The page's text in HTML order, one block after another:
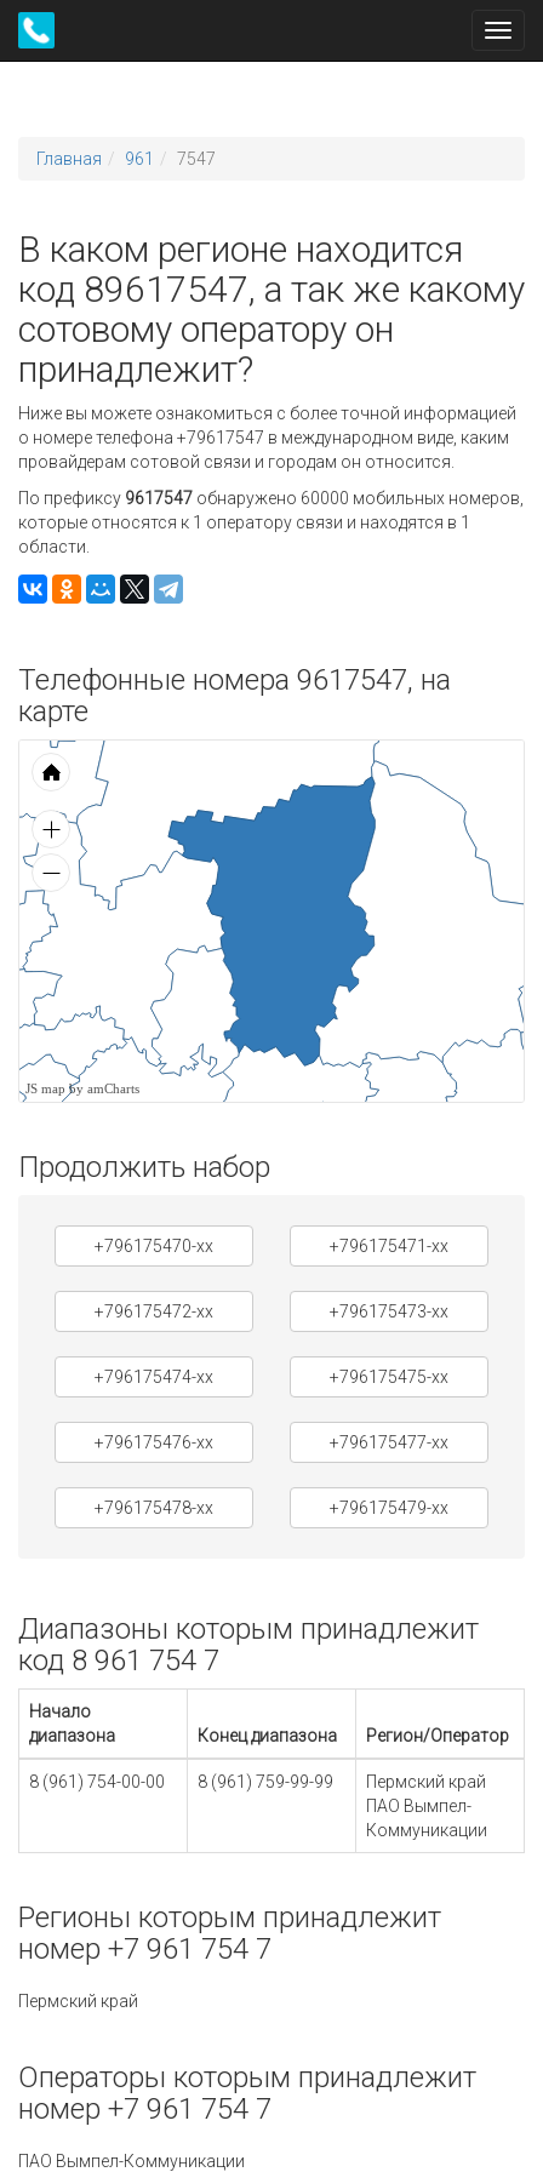
Главная 961 7547
В каком регионе находится
код 89617547, а так же какому
сотовому оператору он
принадлежит?
Ниже вы можете ознакомиться с более точной информацией
о номере телефона +79617547 в международном виде, каким
провайдерам сотовой связи и городам он относится.
По префиксу 9617547 обнаружено 60000 мобильных номеров,
которые относятся к 1 оператору связи и находятся в 1
области.
Телефонные номера 9617547, на
карте
JS map by amCharts
Продолжить набор
+796175470-xx +796175471-xx
+796175472-xx +796175473-xx
+796175474-xx +796175475-xx
+796175476-xx +796175477-xx
+796175478-xx +796175479-xx
Диапазоны которым принадлежит
код 8 961 754 7
Начало
диапазона
Конец диапазона Регион/Оператор
8 (961) 754-00-00 8 (961) 759-99-99
Пермский край
ПАО Вымпел-
Коммуникации
Регионы которым принадлежит
номер +7 961 754 7
Пермский край
Операторы которым принадлежит
номер +7 961 754 7
ПАО Вымпел-Коммуникации